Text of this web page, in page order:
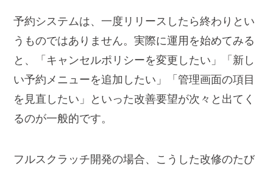
予約システムは、一度リリースしたら終わりとい
うものではありません。実際に運用を始めてみる
と、「キャンセルポリシーを変更したい」「新し
い予約メニューを追加したい」「管理画面の項目
を見直したい」といった改善要望が次々と出てく
るのが一般的です。
フルスクラッチ開発の場合、こうした改修のたび